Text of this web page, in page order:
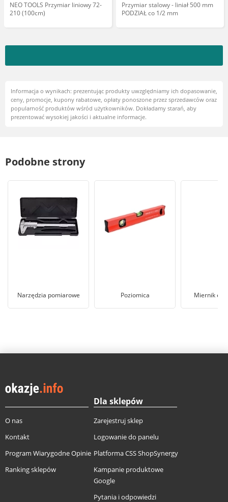
NEO TOOLS Przymiar liniowy 72-
210 (100cm)
Przymiar stalowy - liniał 500 mm
PODZIAŁ co 1/2 mm
Informacja o wynikach: prezentując produkty uwzględniamy ich dopasowanie,
ceny, promocje, kupony rabatowe, opłaty ponoszone przez sprzedawców oraz
popularność produktów wśród użytkowników. Dokładamy starań, aby
prezentować wysokiej jakości i aktualne informacje.
Podobne strony
Narzędzia pomiarowe Poziomica Miernik
O nas
Kontakt
Program Wiarygodne Opinie
Ranking sklepów
Dla sklepów
Zarejestruj sklep
Logowanie do panelu
Platforma CSS ShopSynergy
Kampanie produktowe
Google
Pytania i odpowiedzi